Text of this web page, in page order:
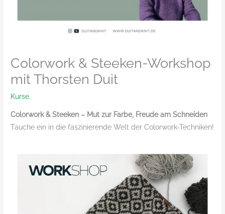
Colorwork & Steeken-Workshop
mit Thorsten Duit
Kurse.
Colorwork & Steeken – Mut zur Farbe, Freude am Schneiden
Tauche ein in die faszinierende Welt der Colorwork-Techniken!